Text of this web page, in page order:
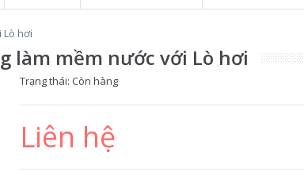
Lò hơi
làm mềm nước với Lò hơi
Trạng thái: Còn hàng
Liên hệ